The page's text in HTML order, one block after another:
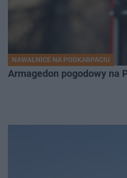
NAWAŁNICE NA PODKARPACIU
Armagedon pogodowy na